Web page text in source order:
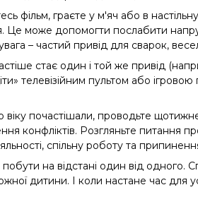
фільм, граєте у м'яч або в
Це може допомогти послабити
– частий привід для сварок,
стає один і той же привід
телевізійним пультом або
почастішали, проводьте
конфліктів. Розгляньте
спільну роботу та
на відстані один від одного.
дитини. І коли настане час для